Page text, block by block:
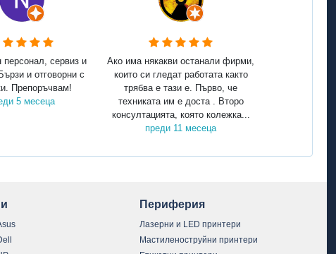
персонал, сервиз и
и отговорни с
Препоръчвам!
5 месеца
Ако има някакви останали фирми,
които си гледат работата както
трябва е тази е. Първо, че
техниката им е доста . Второ
консултацията, която колежка...
преди 11 месеца
Периферия
Лазерни и LED принтери
Мастиленоструйни принтери